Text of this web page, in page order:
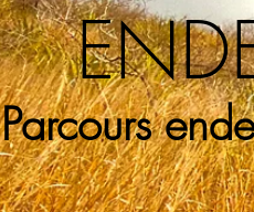
Parcours